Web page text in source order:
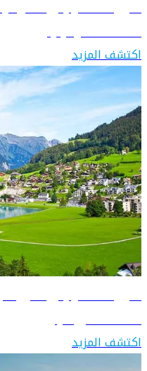
دليل السفر إلى
اكتشف سلوفينيا
اكتشف المزيد
دليل السفر إلى
اكتشف سويسرا
اكتشف المزيد